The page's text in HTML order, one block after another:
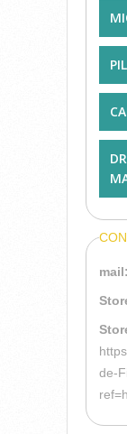
mail:
de-